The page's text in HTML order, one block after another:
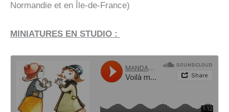
Normandie et en Île-de-France)
MINIATURES EN STUDIO :